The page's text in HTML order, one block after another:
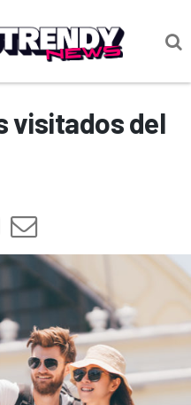
visitados del